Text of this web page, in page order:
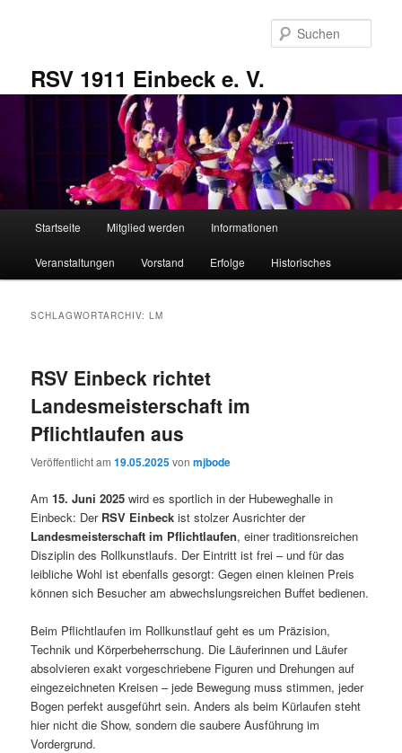
RSV 1911 Einbeck e. V.
Startseite Mitglied werden Informationen
Veranstaltungen Vorstand Erfolge Historisches
SCHLAGWORTARCHIV:LM
RSV Einbeck richtet
Landesmeisterschaft im
Pflichtlaufen aus
Veröffentlicht am19.05.2025vonmjbode
Am15. Juni 2025 wird es sportlich in der Hubeweghalle in
Einbeck: Der RSV Einbeck ist stolzer Ausrichter der
Landesmeisterschaft im Pflichtlaufen, einer traditionsreichen
Disziplin des Rollkunstlaufs. Der Eintritt ist frei – und für das
leibliche Wohl ist ebenfalls gesorgt: Gegen einen kleinen Preis
können sich Besucher am abwechslungsreichen Buffet bedienen.
Beim Pflichtlaufen im Rollkunstlauf geht es um Präzision,
Technik und Körperbeherrschung. Die Läuferinnen und Läufer
absolvieren exakt vorgeschriebene Figuren und Drehungen auf
eingezeichneten Kreisen – jede Bewegung muss stimmen, jeder
Bogen perfekt ausgeführt sein. Anders als beim Kürlaufen steht
hier nicht die Show, sondern die saubere Ausführung im
Vordergrund.